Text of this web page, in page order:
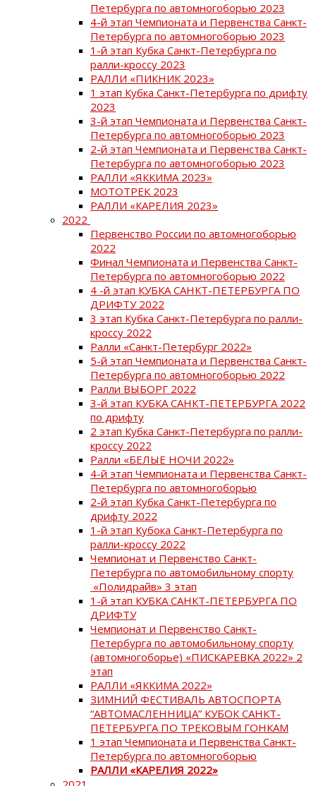
Петербурга по автомногоборью 2023
4-й этап Чемпионата и Первенства Санкт-
Петербурга по автомногоборью 2023
1-й этап Кубка Санкт-Петербурга по
ралли-кроссу 2023
РАЛЛИ «ПИКНИК 2023»
1 этап Кубка Санкт-Петербурга по дрифту
2023
3-й этап Чемпионата и Первенства Санкт-
Петербурга по автомногоборью 2023
2-й этап Чемпионата и Первенства Санкт-
Петербурга по автомногоборью 2023
РАЛЛИ «ЯККИМА 2023»
МОТОТРЕК 2023
РАЛЛИ «КАРЕЛИЯ 2023»
2022
Первенство России по автомногоборью
2022
Финал Чемпионата и Первенства Санкт-
Петербурга по автомногоборью 2022
4 -й этап КУБКА САНКТ-ПЕТЕРБУРГА ПО
ДРИФТУ 2022
3 этап Кубка Санкт-Петербурга по ралли-
кроссу 2022
Ралли «Санкт-Петербург 2022»
5-й этап Чемпионата и Первенства Санкт-
Петербурга по автомногоборью 2022
Ралли ВЫБОРГ 2022
3-й этап КУБКА САНКТ-ПЕТЕРБУРГА 2022
по дрифту
2 этап Кубка Санкт-Петербурга по ралли-
кроссу 2022
Ралли «БЕЛЫЕ НОЧИ 2022»
4-й этап Чемпионата и Первенства Санкт-
Петербурга по автомногоборью
2-й этап Кубка Санкт-Петербурга по
дрифту 2022
1-й этап Кубока Санкт-Петербурга по
ралли-кроссу 2022
Чемпионат и Первенство Санкт-
Петербурга по автомобильному спорту
«Полидрайв» 3 этап
1-й этап КУБКА САНКТ-ПЕТЕРБУРГА ПО
ДРИФТУ
Чемпионат и Первенство Санкт-
Петербурга по автомобильному спорту
(автомногоборье) «ПИСКАРЕВКА 2022» 2
этап
РАЛЛИ «ЯККИМА 2022»
ЗИМНИЙ ФЕСТИВАЛЬ АВТОСПОРТА
“АВТОМАСЛЕННИЦА” КУБОК САНКТ-
ПЕТЕРБУРГА ПО ТРЕКОВЫМ ГОНКАМ
1 этап Чемпионата и Первенства Санкт-
Петербурга по автомногоборью
РАЛЛИ «КАРЕЛИЯ 2022»